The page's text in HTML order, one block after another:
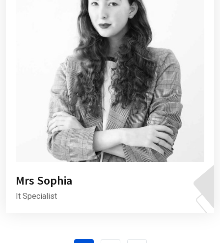
Mrs Sophia
It Specialist